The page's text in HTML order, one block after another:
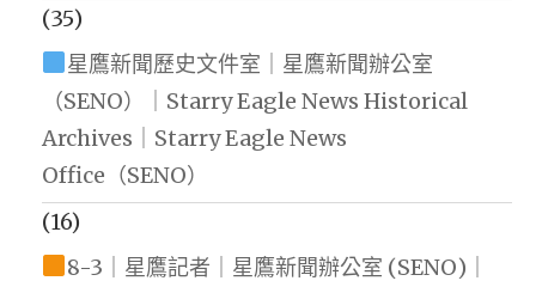
(35)
星鷹新聞歷史文件室｜星鷹新聞辦公室
（SENO）｜Starry Eagle News Historical
Archives｜Starry Eagle News
Office（SENO）
(16)
8-3｜星鷹記者｜星鷹新聞辦公室 (SENO)｜